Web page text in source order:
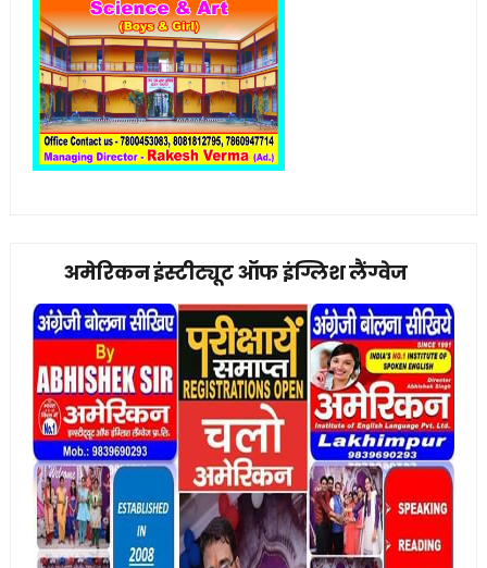
अमेरिकन इंस्टीट्यूट ऑफ इंग्लिश लैंग्वेज